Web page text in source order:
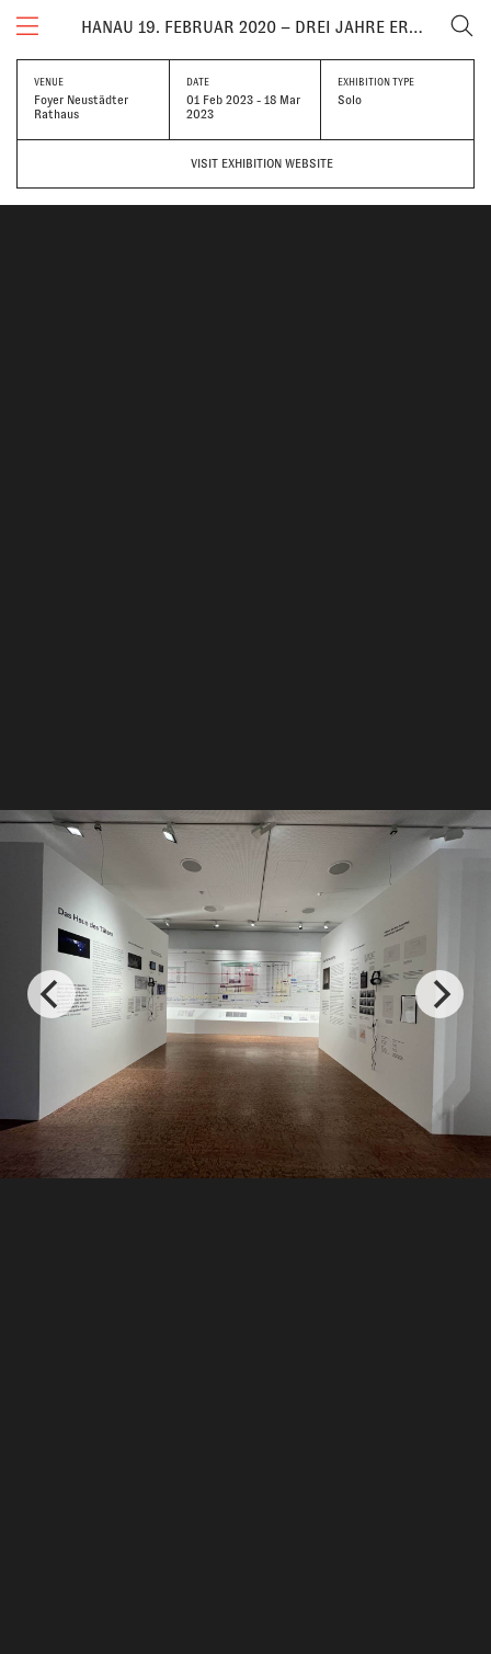
HANAU 19. FEBRUAR 2020 – DREI JAHRE ERINNERUNG UND AUFKLÄRUNG
VENUE
Foyer Neustädter
Rathaus
DATE
01 Feb 2023 - 18 Mar
2023
EXHIBITION TYPE
Solo
VISIT EXHIBITION WEBSITE